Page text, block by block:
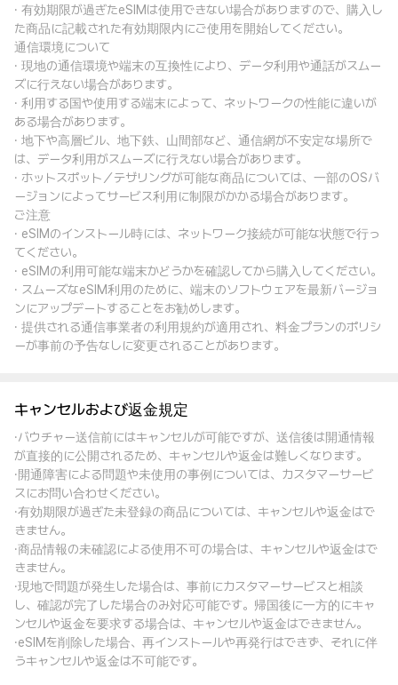
· 有効期限が過ぎたeSIMは使用できない場合がありますので、購入し
た商品に記載された有効期限内にご使用を開始してください。
通信環境について
· 現地の通信環境や端末の互換性により、データ利用や通話がスムー
ズに行えない場合があります。
· 利用する国や使用する端末によって、ネットワークの性能に違いが
ある場合があります。
· 地下や高層ビル、地下鉄、山間部など、通信網が不安定な場所で
は、データ利用がスムーズに行えない場合があります。
· ホットスポット／テザリングが可能な商品については、一部のOSバ
ージョンによってサービス利用に制限がかかる場合があります。
ご注意
· eSIMのインストール時には、ネットワーク接続が可能な状態で行っ
てください。
· eSIMの利用可能な端末かどうかを確認してから購入してください。
· スムーズなeSIM利用のために、端末のソフトウェアを最新バージョ
ンにアップデートすることをお勧めします。
· 提供される通信事業者の利用規約が適用され、料金プランのポリシ
ーが事前の予告なしに変更されることがあります。
キャンセルおよび返金規定
·バウチャー送信前にはキャンセルが可能ですが、送信後は開通情報
が直接的に公開されるため、キャンセルや返金は難しくなります。
·開通障害による問題や未使用の事例については、カスタマーサービ
スにお問い合わせください。
·有効期限が過ぎた未登録の商品については、キャンセルや返金はで
きません。
·商品情報の未確認による使用不可の場合は、キャンセルや返金はで
きません。
·現地で問題が発生した場合は、事前にカスタマーサービスと相談
し、確認が完了した場合のみ対応可能です。帰国後に一方的にキャ
ンセルや返金を要求する場合は、キャンセルや返金はできません。
·eSIMを削除した場合、再インストールや再発行はできず、それに伴
うキャンセルや返金は不可能です。